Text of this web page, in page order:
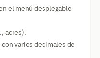
el menú desplegable
acres).
varios decimales de